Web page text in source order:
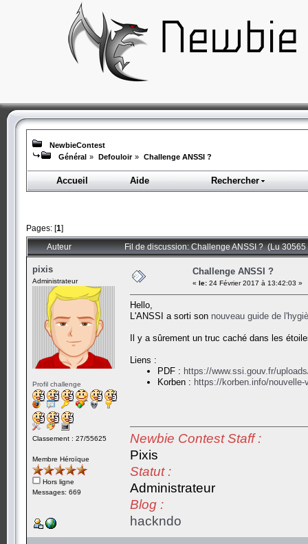
NewbieContest
Général » Defouloir » Challenge ANSSI ?
Accueil Aide Rechercher
Pages: [1]
Auteur Fil de discussion: Challenge ANSSI ? (Lu 30565
pixis
Administrateur
Profil challenge
Classement : 27/55625
Membre Héroïque
Hors ligne
Messages: 669
Challenge ANSSI ?
« le: 24 Février 2017 à 13:42:03 »
Hello,
L'ANSSI a sorti son nouveau guide de
Il y a sûrement un truc caché dans les
Liens :
PDF : https://www.ssi.gouv.fr/
Korben : https://korben.info/
Newbie Contest Staff :
Pixis
Statut :
Administrateur
Blog :
hackndo